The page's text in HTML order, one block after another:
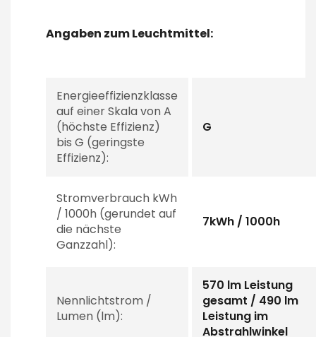
Angaben zum Leuchtmittel:
Energieeffizienzklasse
auf einer Skala von A
(höchste Effizienz)
bis G (geringste
Effizienz):
G
Stromverbrauch kWh
/ 1000h (gerundet auf
die nächste
Ganzzahl):
7kWh / 1000h
Nennlichtstrom /
Lumen (lm):
570 lm Leistung
gesamt / 490 lm
Leistung im
Abstrahlwinkel